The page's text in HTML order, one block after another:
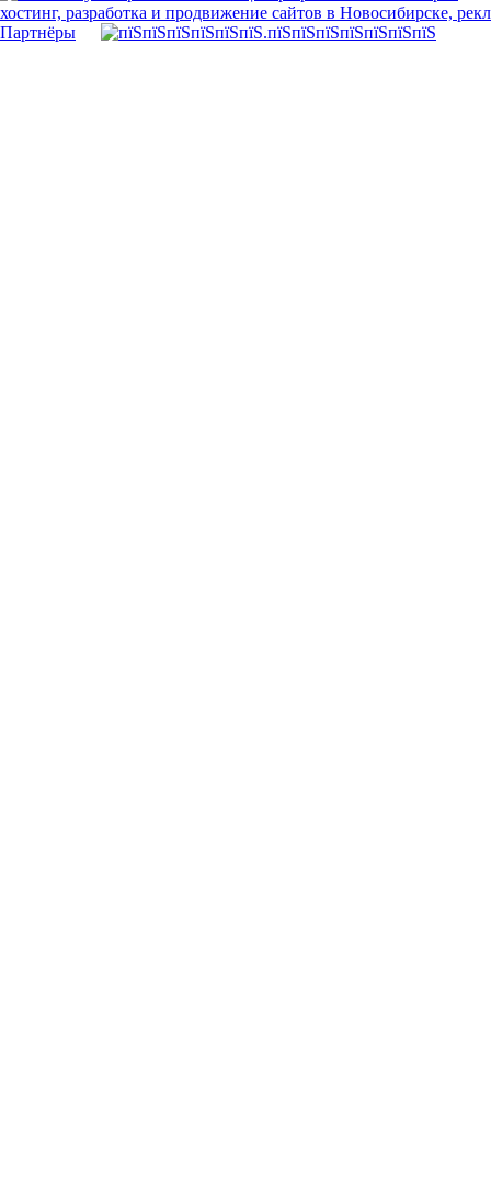
хостинг, разработка и продвижение сайтов в Новосибирске,
Партнёры